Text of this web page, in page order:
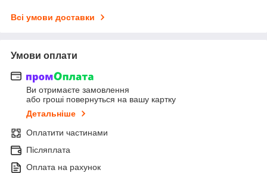
Всі умови доставки
Умови оплати
Ви отримаєте замовлення
або гроші повернуться на вашу картку
Детальніше
Оплатити частинами
Післяплата
Оплата на рахунок